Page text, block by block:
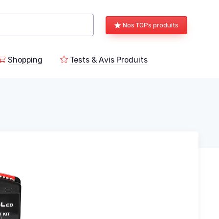
Nos TOPs produits
Shopping Tests & Avis Produits